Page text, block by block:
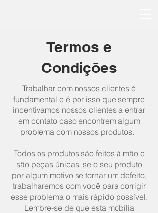
Termos e
Condições
Trabalhar com nossos clientes é
fundamental e é por isso que sempre
incentivamos nossos clientes a entrar
em contato caso encontrem algum
problema com nossos produtos.
Todos os produtos são feitos à mão e
são peças únicas, se o seu produto
por algum motivo se tornar um defeito,
trabalharemos com você para corrigir
esse problema o mais rápido possível.
Lembre-se de que esta mobília